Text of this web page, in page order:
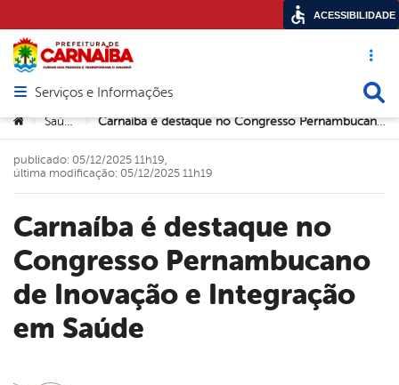
Acesso
Abrir menu principal de navegação
Serviços e Informações
Você está aqui:
> Saúde > Carnaíba é destaque no Congresso Pernambucano de Inovação e Integração em Saúde
Carnaíba é destaque no
Congresso Pernambucano
de Inovação e Integração
em Saúde
publicado: 05/12/2025 11h19,
última modificação: 05/12/2025 11h19
ACESSIBILIDADE